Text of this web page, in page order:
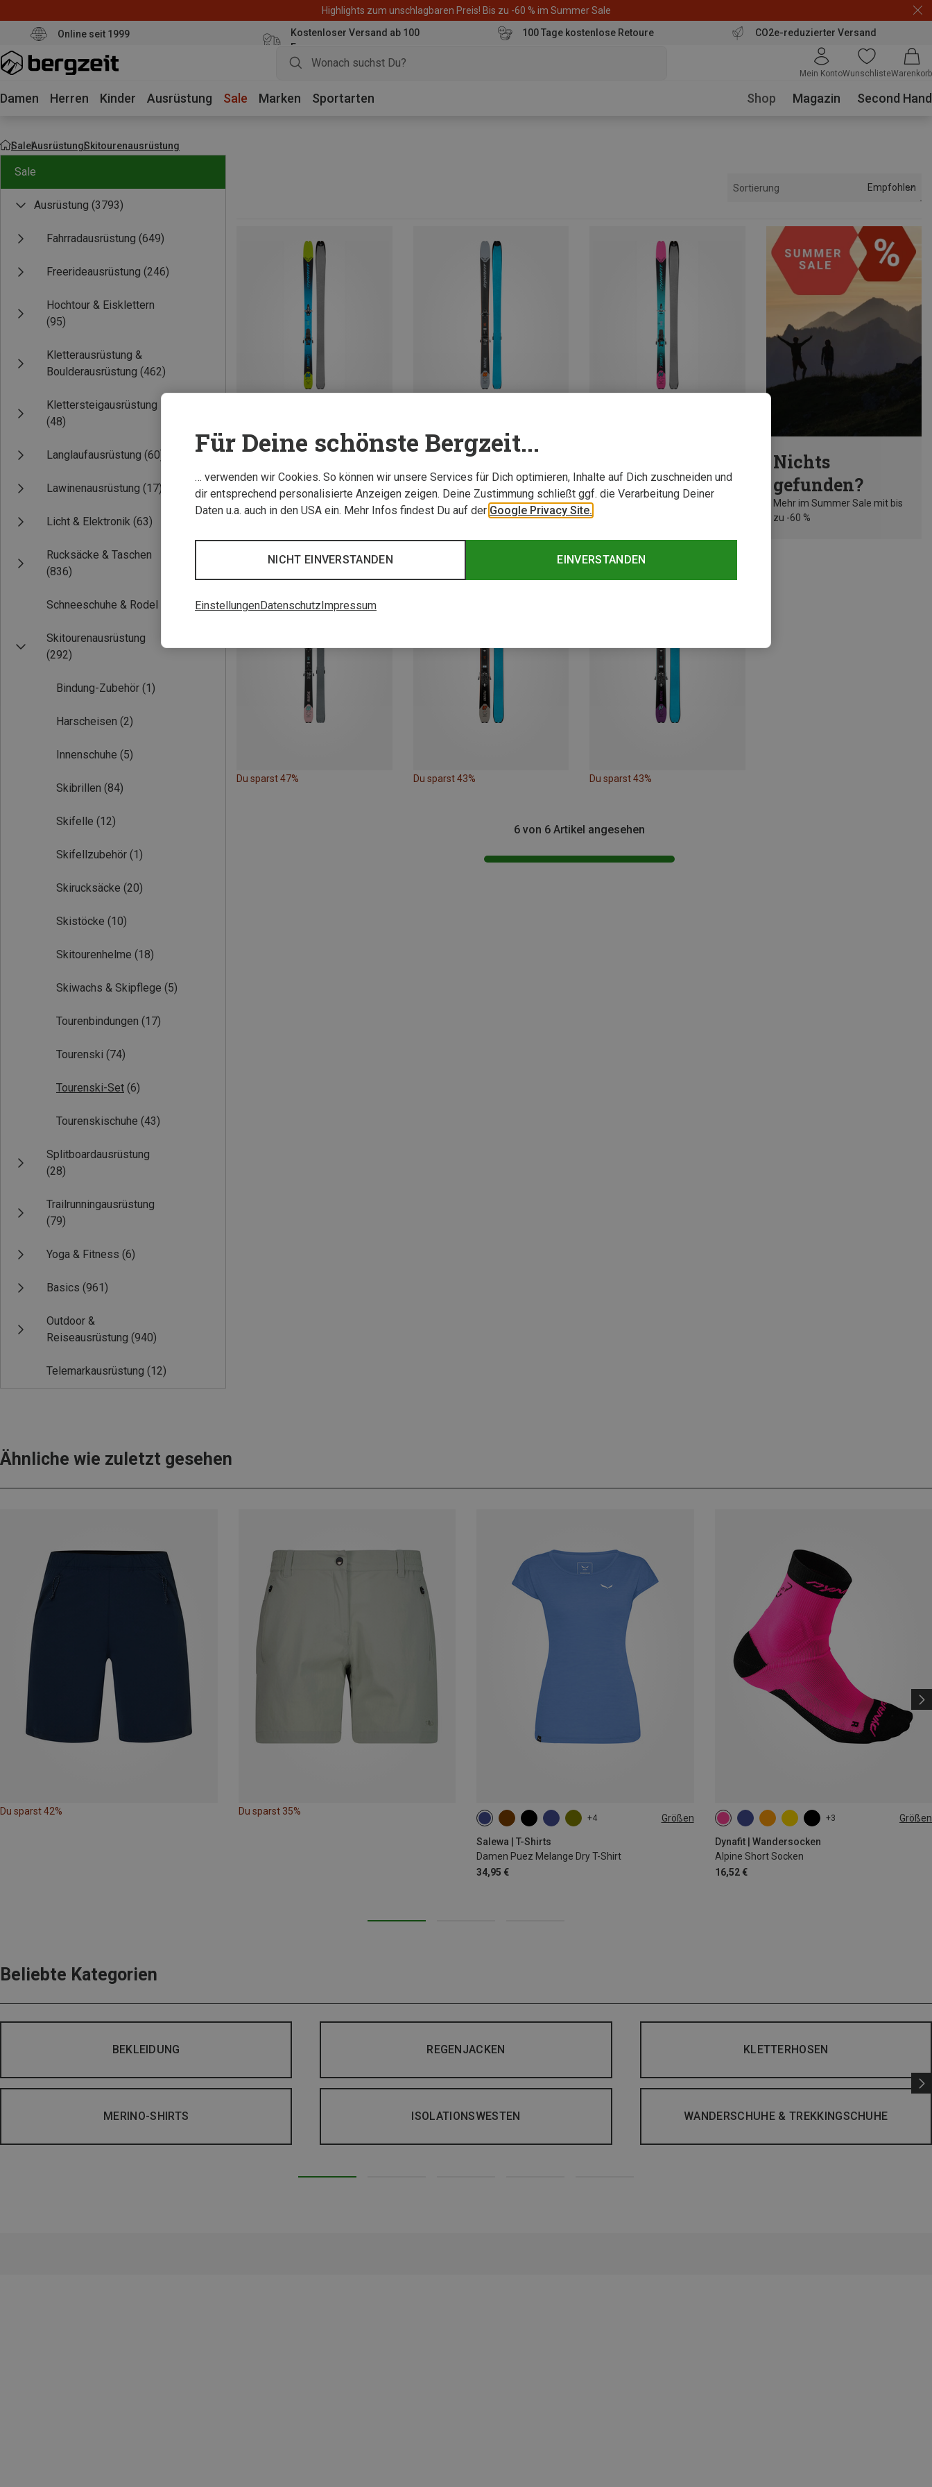
Highlights zum unschlagbaren Preis! Bis zu -60 % im Summer Sale
Online seit 1999
Kostenloser Versand ab 100
Euro
100 Tage kostenlose Retoure CO2e-reduzierter Versand
Mein KontoWunschlisteWarenkorb
Damen Herren Kinder Ausrüstung Sale Marken Sportarten Shop Magazin Second Hand
SaleAusrüstungSkitourenausrüstung
Sale
Ausrüstung (3793)
Fahrradausrüstung (649)
Freerideausrüstung (246)
Hochtour & Eisklettern
(95)
Kletterausrüstung &
Boulderausrüstung (462)
Klettersteigausrüstung
(48)
Langlaufausrüstung (60)
Lawinenausrüstung (17)
Licht & Elektronik (63)
Rucksäcke & Taschen
(836)
Schneeschuhe & Rodel
Skitourenausrüstung
(292)
Bindung-Zubehör (1)
Harscheisen (2)
Innenschuhe (5)
Skibrillen (84)
Skifelle (12)
Skifellzubehör (1)
Skirucksäcke (20)
Skistöcke (10)
Skitourenhelme (18)
Skiwachs & Skipflege (5)
Tourenbindungen (17)
Tourenski (74)
Tourenski-Set (6)
Tourenskischuhe (43)
Splitboardausrüstung
(28)
Trailrunningausrüstung
(79)
Yoga & Fitness (6)
Basics (961)
Outdoor &
Reiseausrüstung (940)
Telemarkausrüstung (12)
Sortierung Empfohlen
Du sparst 43% Du sparst 42%
Nichts
gefunden?
Mehr im Summer Sale mit bis
zu -60 %
Du sparst 47% Du sparst 43% Du sparst 43%
6 von 6 Artikel angesehen
Ähnliche wie zuletzt gesehen
Du sparst 42% Du sparst 35%
+4 Größen
Salewa | T-Shirts
Damen Puez Melange Dry T-Shirt
34,95 €
XS S M XL
+3 Größen
Dynafit | Wandersocken
Alpine Short Socken
16,52 €
35|36|37|38 39|40|41|42
Beliebte Kategorien
BEKLEIDUNG REGENJACKEN KLETTERHOSEN
MERINO-SHIRTS ISOLATIONSWESTEN WANDERSCHUHE & TREKKINGSCHUHE
Für Deine schönste Bergzeit...
… verwenden wir Cookies. So können wir unsere Services für Dich optimieren, Inhalte auf Dich zuschneiden und
dir entsprechend personalisierte Anzeigen zeigen. Deine Zustimmung schließt ggf. die Verarbeitung Deiner
Daten u.a. auch in den USA ein. Mehr Infos findest Du auf der Google Privacy Site.
EINVERSTANDEN
NICHT EINVERSTANDEN
EinstellungenDatenschutzImpressum